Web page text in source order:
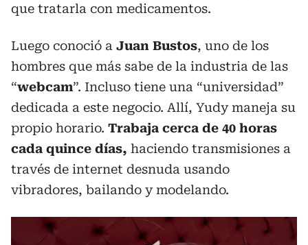
que tratarla con medicamentos.
Luego conoció a Juan Bustos, uno de los
hombres que más sabe de la industria de las
“webcam”. Incluso tiene una “universidad”
dedicada a este negocio. Allí, Yudy maneja su
propio horario. Trabaja cerca de 40 horas
cada quince días, haciendo transmisiones a
través de internet desnuda usando
vibradores, bailando y modelando.